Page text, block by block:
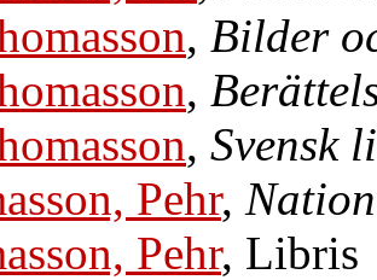
, Bilder
,
, Svensk
Pehr,
Pehr, Libris